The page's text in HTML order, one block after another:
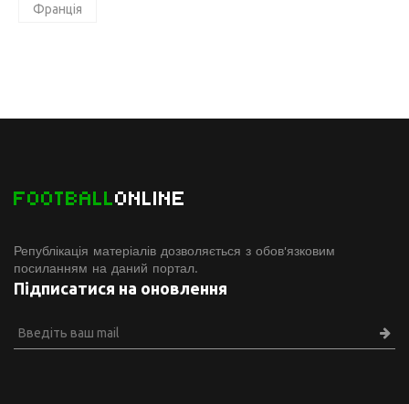
Франція
FOOTBALLONLINE
Републікація матеріалів дозволяється з обов'язковим
посиланням на даний портал.
Підписатися на оновлення